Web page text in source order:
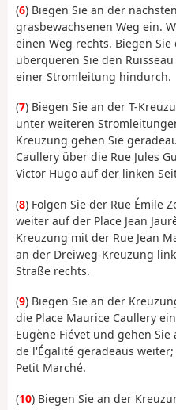
(6) Biegen Sie an der
grasbewachsenen Weg ein.
einen Weg rechts. Biegen
überqueren Sie den
einer Stromleitung hindurch.
(7) Biegen Sie an der T-
unter weiteren
Kreuzung gehen Sie
Caullery über die Rue Jules
Victor Hugo auf der linken
(8) Folgen Sie der Rue Émile
weiter auf der Place Jean
Kreuzung mit der Rue Jean
an der Dreiweg-Kreuzung
Straße rechts.
(9) Biegen Sie an der
die Place Maurice Caullery
Eugène Fiévet und gehen
de l'Égalité geradeaus
Petit Marché.
(10) Biegen Sie an der